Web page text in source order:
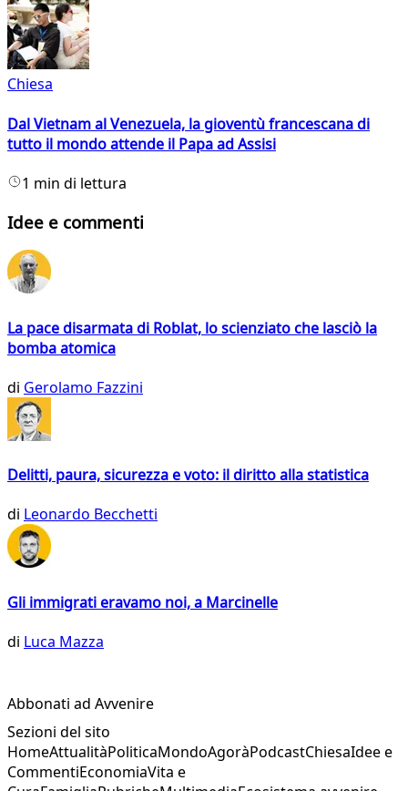
Chiesa
Dal Vietnam al Venezuela, la gioventù francescana di
tutto il mondo attende il Papa ad Assisi
1 min di lettura
Idee e commenti
La pace disarmata di Roblat, lo scienziato che lasciò la
bomba atomica
di Gerolamo Fazzini
Delitti, paura, sicurezza e voto: il diritto alla statistica
di Leonardo Becchetti
Gli immigrati eravamo noi, a Marcinelle
di Luca Mazza
Abbonati ad Avvenire
Sezioni del sito
HomeAttualitàPoliticaMondoAgoràPodcastChiesaIdee e
CommentiEconomiaVita e